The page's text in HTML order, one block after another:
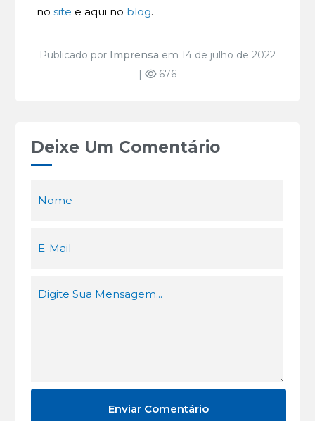
nosite e aqui no blog.
Publicado por Imprensa em 14 de julho de 2022
676
Deixe Um Comentário